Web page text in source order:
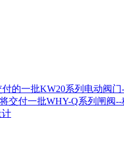
的一批KW20系列电动阀门
交付一批WHY-Q系列闸阀
计